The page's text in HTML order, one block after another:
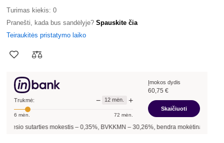
Turimas kiekis: 0
Pranešti, kada bus sandėlyje? Spauskite čia
Teiraukitės pristatymo laiko
Trukmė: − 12 mėn. +
6 mėn. 72 mėn.
Įmokos dydis
60,75 €
Skaičiuoti
mokestis –0,35%, BVKKMN –30,26%, bendra mokėtina suma –